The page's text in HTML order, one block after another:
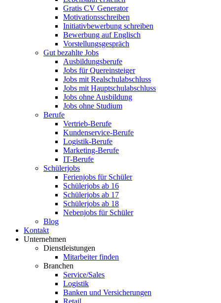
Gratis CV Generator
Motivationsschreiben
Initiativbewerbung schreiben
Bewerbung auf Englisch
Vorstellungsgespräch
Gut bezahlte Jobs
Ausbildungsberufe
Jobs für Quereinsteiger
Jobs mit Realschulabschluss
Jobs mit Hauptschulabschluss
Jobs ohne Ausbildung
Jobs ohne Studium
Berufe
Vertrieb-Berufe
Kundenservice-Berufe
Logistik-Berufe
Marketing-Berufe
IT-Berufe
Schülerjobs
Ferienjobs für Schüler
Schülerjobs ab 16
Schülerjobs ab 17
Schülerjobs ab 18
Nebenjobs für Schüler
Blog
Kontakt
Unternehmen
Dienstleistungen
Mitarbeiter finden
Branchen
Service/Sales
Logistik
Banken und Versicherungen
Retail